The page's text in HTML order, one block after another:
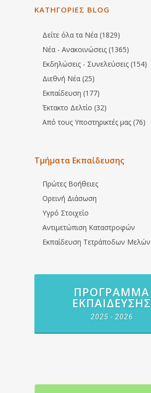
ΚΑΤΗΓΟΡΙΕΣ BLOG
Δείτε όλα τα Νέα (1829)
Νέα - Ανακοινώσεις (1365)
Εκδηλώσεις - Συνελεύσεις (154)
Διεθνή Νέα (25)
Εκπαίδευση (177)
Έκτακτο Δελτίο (32)
Από τους Υποστηρικτές μας (76)
Τμήματα Εκπαίδευσης
Πρώτες Βοήθειες
Ορεινή Διάσωση
Υγρό Στοιχείο
Αντιμετώπιση Καταστροφών
Εκπαίδευση Τετράποδων Μελών
ΠΡΌΓΡΑΜΜΑ
ΕΚΠΑΊΔΕΥΣΗΣ
2025 - 2026